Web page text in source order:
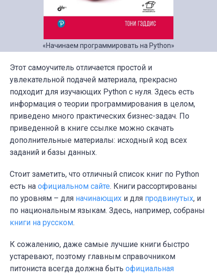
«Начинаем программировать на Python»
Этот самоучитель отличается простой и
увлекательной подачей материала, прекрасно
подходит для изучающих Python с нуля. Здесь есть
информация о теории программирования в целом,
приведено много практических бизнес-задач. По
приведенной в книге ссылке можно скачать
дополнительные материалы: исходный код всех
заданий и базы данных.
Стоит заметить, что отличный список книг по Python
есть на официальном сайте. Книги рассортированы
по уровням – для начинающих и для продвинутых, и
по национальным языкам. Здесь, например, собраны
книги на русском.
К сожалению, даже самые лучшие книги быстро
устаревают, поэтому главным справочником
питониста всегда должна быть официальная